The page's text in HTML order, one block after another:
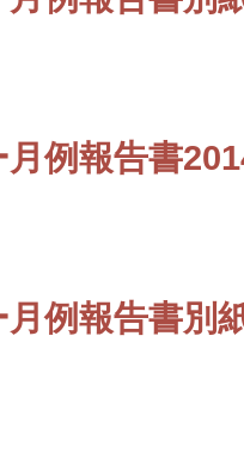
例報告書
例報告書別